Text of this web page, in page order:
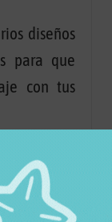
diseños
para que
con tus